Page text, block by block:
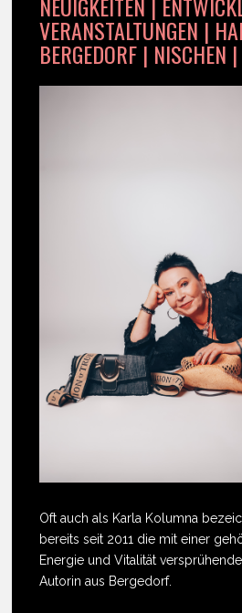
NEUIGKEITEN |
VERANSTALTUNGEN |
BERGEDORF | NISCHEN
Oft auch als Karla Kolumna
bereits seit 2011 die mit einer
Energie und Vitalität
Autorin aus Bergedorf.